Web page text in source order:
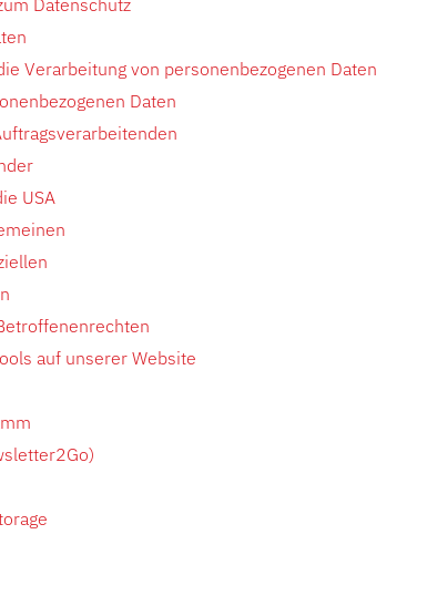
Datenschutz
Verarbeitung von personenbezogenen Daten
Daten
USA
auf unserer Website